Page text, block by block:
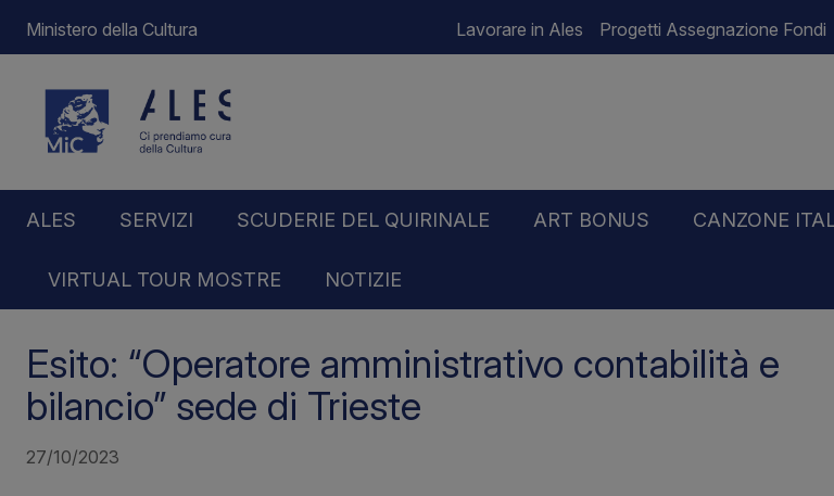
Ministero della Cultura Lavorare in Ales Progetti Assegnazione Fondi
ALES SERVIZI SCUDERIE DEL QUIRINALE ART BONUS CANZONE
VIRTUAL TOUR MOSTRE NOTIZIE
Home Notizie Esito: “Operatore amministrativo contabilità e bilancio” sede di Trieste
Esito: “Operatore amministrativo contabilità e
bilancio” sede di Trieste
27/10/2023